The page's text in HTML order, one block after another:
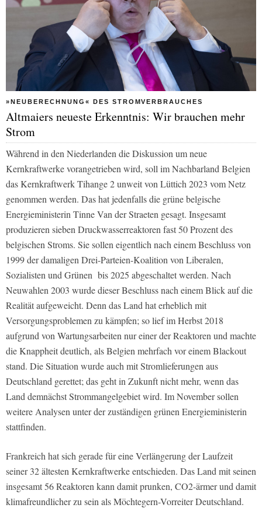
»NEUBERECHNUNG« DES STROMVERBRAUCHES
Altmaiers neueste Erkenntnis: Wir brauchen mehr
Strom
Während in den Niederlanden die Diskussion um neue
Kernkraftwerke vorangetrieben wird, soll im Nachbarland Belgien
das Kernkraftwerk Tihange 2 unweit von Lüttich 2023 vom Netz
genommen werden. Das hat jedenfalls die grüne belgische
Energieministerin Tinne Van der Straeten gesagt. Insgesamt
produzieren sieben Druckwasserreaktoren fast 50 Prozent des
belgischen Stroms. Sie sollen eigentlich nach einem Beschluss von
1999 der damaligen Drei-Parteien-Koalition von Liberalen,
Sozialisten und Grünen bis 2025 abgeschaltet werden. Nach
Neuwahlen 2003 wurde dieser Beschluss nach einem Blick auf die
Realität aufgeweicht. Denn das Land hat erheblich mit
Versorgungsproblemen zu kämpfen; so lief im Herbst 2018
aufgrund von Wartungsarbeiten nur einer der Reaktoren und machte
die Knappheit deutlich, als Belgien mehrfach vor einem Blackout
stand. Die Situation wurde auch mit Stromlieferungen aus
Deutschland gerettet; das geht in Zukunft nicht mehr, wenn das
Land demnächst Strommangelgebiet wird. Im November sollen
weitere Analysen unter der zuständigen grünen Energieministerin
stattfinden.
Frankreich hat sich gerade für eine Verlängerung der Laufzeit
seiner 32 ältesten Kernkraftwerke entschieden. Das Land mit seinen
insgesamt 56 Reaktoren kann damit prunken, CO2-ärmer und damit
klimafreundlicher zu sein als Möchtegern-Vorreiter Deutschland.